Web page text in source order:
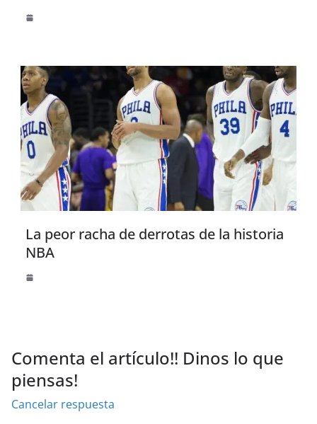
La peor racha de derrotas de la historia
NBA
Comenta el artículo!! Dinos lo que
piensas!
Cancelar respuesta